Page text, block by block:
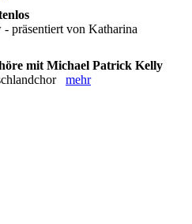
präsentiert von Katharina
mit Michael Patrick Kelly
mehr